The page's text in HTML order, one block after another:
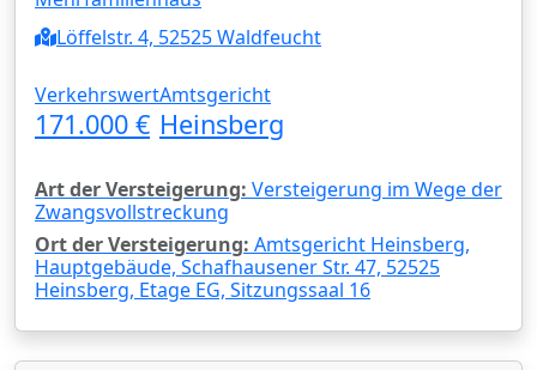
Löffelstr. 4, 52525 Waldfeucht
Verkehrswert
171.000 €
Amtsgericht
Heinsberg
Art der Versteigerung: Versteigerung im Wege der
Zwangsvollstreckung
Ort der Versteigerung: Amtsgericht Heinsberg,
Hauptgebäude, Schafhausener Str. 47, 52525
Heinsberg, Etage EG, Sitzungssaal 16